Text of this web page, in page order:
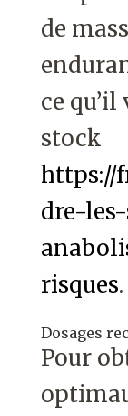
de
ce
stock
https://
dre-
risques.
Dosages
Pour